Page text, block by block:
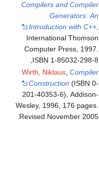
Compilers and Compiler
Generators: An
Introduction with C++,
International Thomson
Computer Press, 1997.
ISBN 1-85032-298-8,
Wirth, Niklaus, Compiler
Construction (ISBN 0-
201-40353-6), Addison-
Wesley, 1996, 176 pages.
Revised November 2005.